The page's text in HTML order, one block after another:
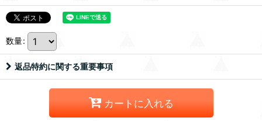
数量:
返品特約に関する重要事項
カートに入れる